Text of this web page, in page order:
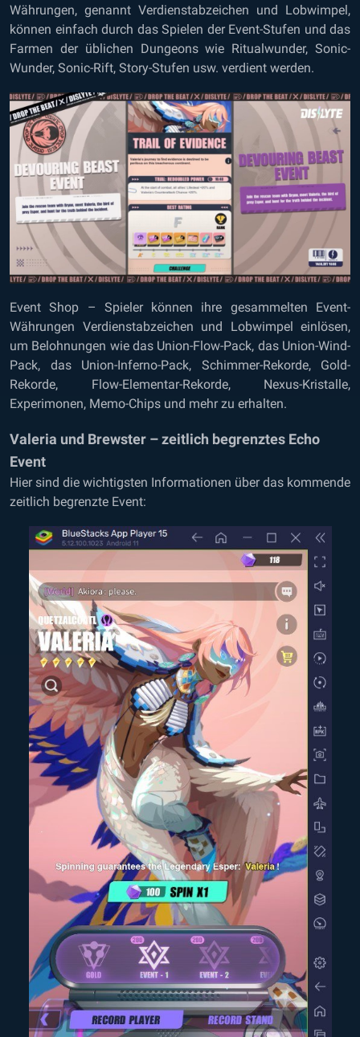
Währungen, genannt Verdienstabzeichen und Lobwimpel,
können einfach durch das Spielen der Event-Stufen und das
Farmen der üblichen Dungeons wie Ritualwunder, Sonic-
Wunder, Sonic-Rift, Story-Stufen usw. verdient werden.
Event Shop – Spieler können ihre gesammelten Event-
Währungen Verdienstabzeichen und Lobwimpel einlösen,
um Belohnungen wie das Union-Flow-Pack, das Union-Wind-
Pack, das Union-Inferno-Pack, Schimmer-Rekorde, Gold-
Rekorde, Flow-Elementar-Rekorde, Nexus-Kristalle,
Experimonen, Memo-Chips und mehr zu erhalten.
Valeria und Brewster – zeitlich begrenztes Echo
Event
Hier sind die wichtigsten Informationen über das kommende
zeitlich begrenzte Event: